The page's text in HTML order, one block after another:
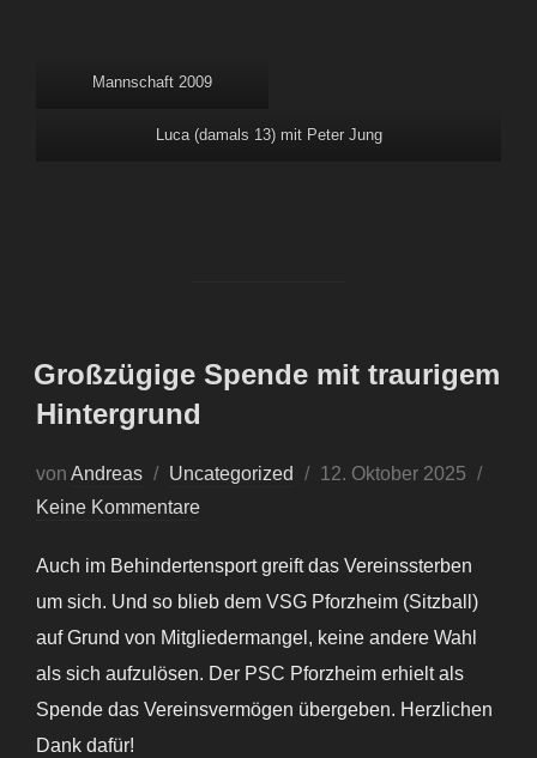
Mannschaft 2009
Luca (damals 13) mit Peter Jung
Großzügige Spende mit traurigem
Hintergrund
von Andreas Uncategorized
12. Oktober 2025
Keine Kommentare
Auch im Behindertensport greift das Vereinssterben
um sich. Und so blieb dem VSG Pforzheim (Sitzball)
auf Grund von Mitgliedermangel, keine andere Wahl
als sich aufzulösen. Der PSC Pforzheim erhielt als
Spende das Vereinsvermögen übergeben. Herzlichen
Dank dafür!